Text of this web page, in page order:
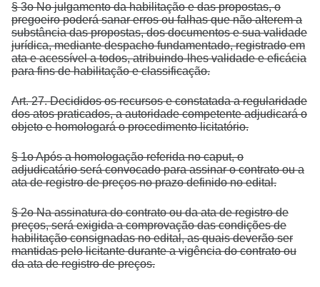
§ 3o No julgamento da habilitação e das propostas, o
pregoeiro poderá sanar erros ou falhas que não alterem a
substância das propostas, dos documentos e sua validade
jurídica, mediante despacho fundamentado, registrado em
ata e acessível a todos, atribuindo-lhes validade e eficácia
para fins de habilitação e classificação.
Art. 27. Decididos os recursos e constatada a regularidade
dos atos praticados, a autoridade competente adjudicará o
objeto e homologará o procedimento licitatório.
§ 1o Após a homologação referida no caput, o
adjudicatário será convocado para assinar o contrato ou a
ata de registro de preços no prazo definido no edital.
§ 2o Na assinatura do contrato ou da ata de registro de
preços, será exigida a comprovação das condições de
habilitação consignadas no edital, as quais deverão ser
mantidas pelo licitante durante a vigência do contrato ou
da ata de registro de preços.